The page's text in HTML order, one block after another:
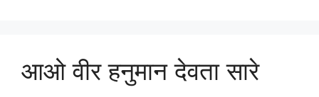
आओ वीर हनुमान देवता सारे